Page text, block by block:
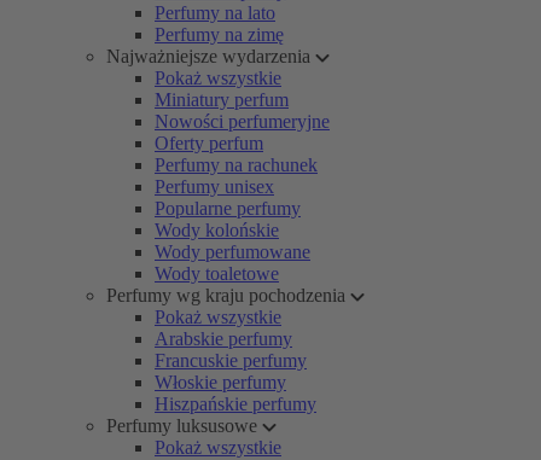
Perfumy na lato
Perfumy na zimę
Najważniejsze wydarzenia
Pokaż wszystkie
Miniatury perfum
Nowości perfumeryjne
Oferty perfum
Perfumy na rachunek
Perfumy unisex
Popularne perfumy
Wody kolońskie
Wody perfumowane
Wody toaletowe
Perfumy wg kraju pochodzenia
Pokaż wszystkie
Arabskie perfumy
Francuskie perfumy
Włoskie perfumy
Hiszpańskie perfumy
Perfumy luksusowe
Pokaż wszystkie